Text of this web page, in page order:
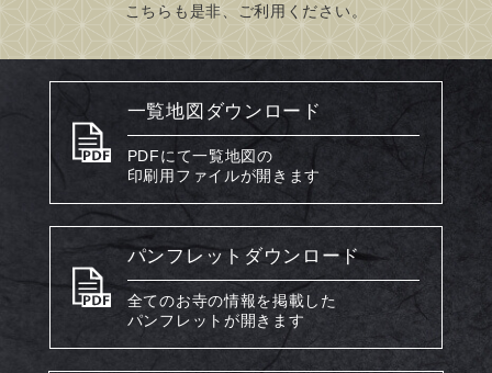
こちらも是非、ご利用ください。
一覧地図ダウンロード
PDFにて一覧地図の
印刷用ファイルが開きます
パンフレットダウンロード
全てのお寺の情報を掲載した
パンフレットが開きます